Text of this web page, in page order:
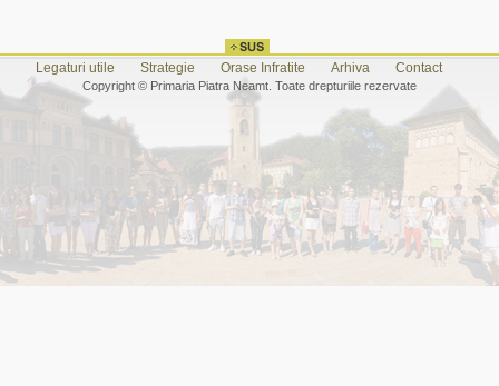
Legaturi utile Strategie Orase Infratite Arhiva Contact
Copyright © Primaria Piatra Neamt. Toate drepturiile rezervate